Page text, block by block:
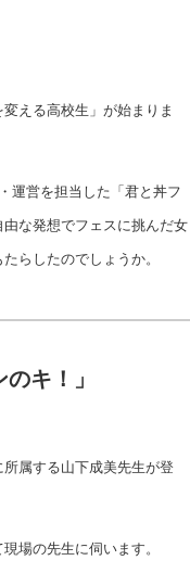
える高校生」が始まりま
運営を担当した「君と丼フ
な発想でフェスに挑んだ女
らしたのでしょうか。
キ！」
属する山下成美先生が登
場の先生に伺います。